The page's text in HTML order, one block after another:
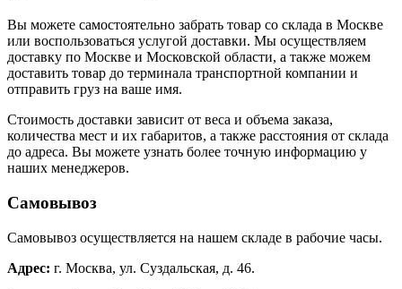
Вы можете самостоятельно забрать товар со склада в Москве
или воспользоваться услугой доставки. Мы осуществляем
доставку по Москве и Московской области, а также можем
доставить товар до терминала транспортной компании и
отправить груз на ваше имя.
Стоимость доставки зависит от веса и объема заказа,
количества мест и их габаритов, а также расстояния от склада
до адреса. Вы можете узнать более точную информацию у
наших менеджеров.
Самовывоз
Самовывоз осуществляется на нашем складе в рабочие часы.
Адрес: г. Москва, ул. Суздальская, д. 46.